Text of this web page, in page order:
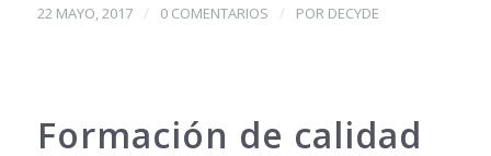
22 MAYO, 2017 / 0 COMENTARIOS / POR DECYDE
Formación de calidad